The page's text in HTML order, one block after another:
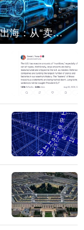
中国汽车出海：从“卖出去”到“走进去”